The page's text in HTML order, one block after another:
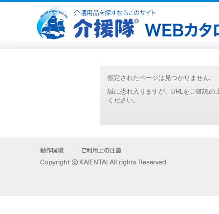
指定されたページは見つかりません。
誠に恐れ入りますが、URLをご確認
ください。